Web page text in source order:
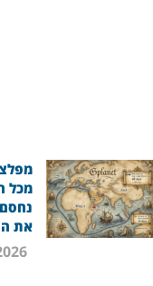
מכל
את
02/08/2026